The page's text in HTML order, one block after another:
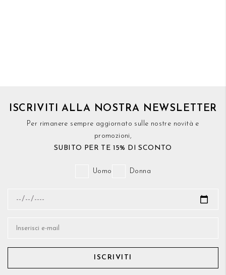
ISCRIVITI ALLA NOSTRA NEWSLETTER
Per rimanere sempre aggiornato sulle nostre novità e
promozioni,
SUBITO PER TE 15% DI SCONTO
Uomo Donna
ISCRIVITI